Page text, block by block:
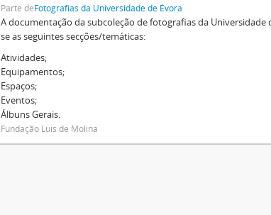
Parte deFotografias da Universidade de Évora
A documentação da subcoleção de fotografias da
se as seguintes secções/temáticas:
Atividades;
Equipamentos;
Espaços;
Eventos;
Álbuns Gerais.
Fundação Luis de Molina